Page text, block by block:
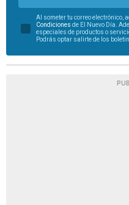
Al someter tu correo electrónico,
Condiciones de El Nuevo Día.
especiales de productos o
Podrás optar salirte de los